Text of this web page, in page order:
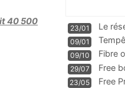
40 500
23/01
Le
m
09/01
09/10
Fibre
pass
29/07
Free
23/05 Free